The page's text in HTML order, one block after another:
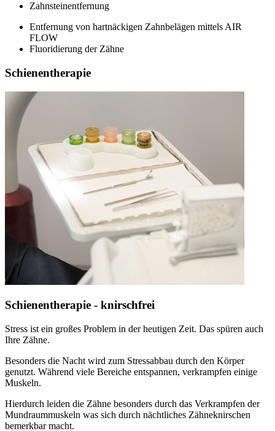
Zahnsteinentfernung
Entfernung von hartnäckigen Zahnbelägen mittels AIR
FLOW
Fluoridierung der Zähne
Schienentherapie
Schienentherapie - knirschfrei
Stress ist ein großes Problem in der heutigen Zeit. Das spüren auch
Ihre Zähne.
Besonders die Nacht wird zum Stressabbau durch den Körper
genutzt. Während viele Bereiche entspannen, verkrampfen einige
Muskeln.
Hierdurch leiden die Zähne besonders durch das Verkrampfen der
Mundraummuskeln was sich durch nächtliches Zähneknirschen
bemerkbar macht.